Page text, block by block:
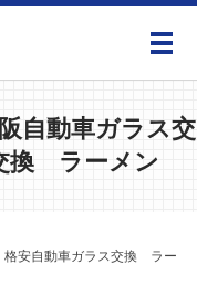
メ
自動車ガラス交
換 ラーメン
安自動車ガラス交換 ラー